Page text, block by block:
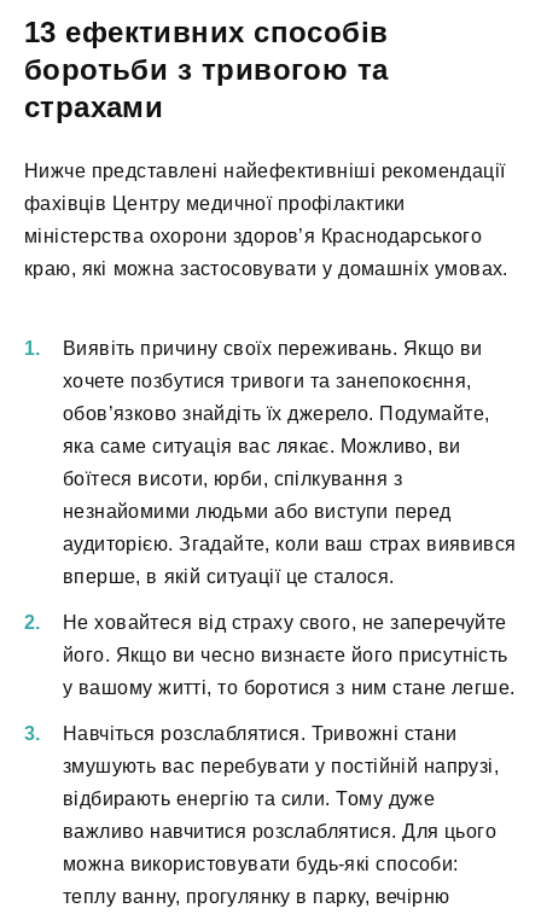
13 ефективних способів
боротьби з тривогою та
страхами
Нижче представлені найефективніші рекомендації
фахівців Центру медичної профілактики
міністерства охорони здоров’я Краснодарського
краю, які можна застосовувати у домашніх умовах.
Виявіть причину своїх переживань. Якщо ви
хочете позбутися тривоги та занепокоєння,
обов’язково знайдіть їх джерело. Подумайте,
яка саме ситуація вас лякає. Можливо, ви
боїтеся висоти, юрби, спілкування з
незнайомими людьми або виступи перед
аудиторією. Згадайте, коли ваш страх виявився
вперше, в якій ситуації це сталося.
Не ховайтеся від страху свого, не заперечуйте
його. Якщо ви чесно визнаєте його присутність
у вашому житті, то боротися з ним стане легше.
Навчіться розслаблятися. Тривожні стани
змушують вас перебувати у постійній напрузі,
відбирають енергію та сили. Тому дуже
важливо навчитися розслаблятися. Для цього
можна використовувати будь-які способи:
теплу ванну, прогулянку в парку, вечірню